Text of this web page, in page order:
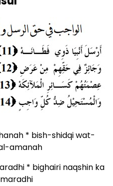
* bish-shidqi wat-
amanah
* bighairi naqshin ka